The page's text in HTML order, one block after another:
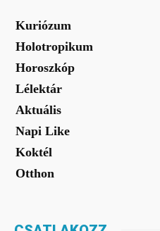
Kuriózum
Holotropikum
Horoszkóp
Lélektár
Aktuális
Napi Like
Koktél
Otthon